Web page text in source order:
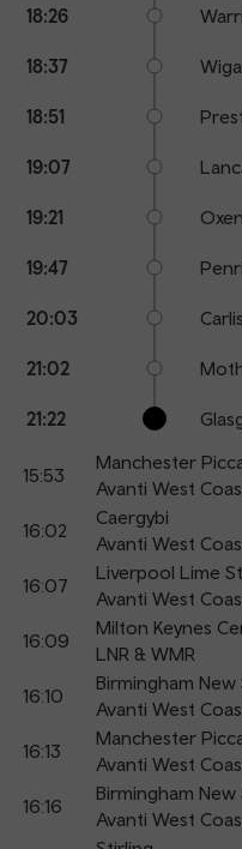
18:26
18:37
18:51
19:07
19:21
19:47
20:03
21:02
21:22
15:53
Manchester
Avanti West
16:02
Caergybi
Avanti West
16:07
Liverpool Lime
Avanti West
16:09
Milton Keynes
LNR & WMR
16:10
Birmingham
Avanti West
16:13
Manchester
Avanti West
16:16
Birmingham
Avanti West